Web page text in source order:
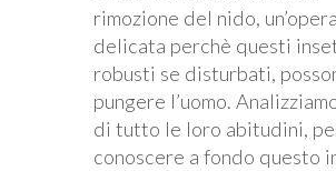
rimozione del nido,
delicata perchè questi
robusti se disturbati,
pungere l’uomo.
di tutto le loro abitudini,
conoscere a fondo questo